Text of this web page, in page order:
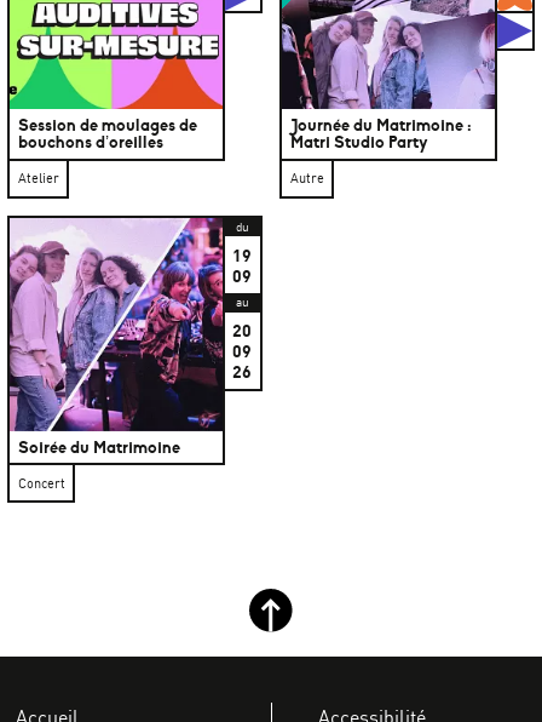
Session de moulages de
bouchons d’oreilles
Atelier
Journée du Matrimoine :
Matri Studio Party
Autre
Soirée du Matrimoine
du
19
09
au
20
09
26
Concert
Retour haut de page